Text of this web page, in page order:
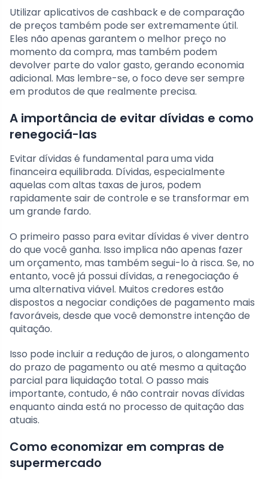
Utilizar aplicativos de cashback e de comparação
de preços também pode ser extremamente útil.
Eles não apenas garantem o melhor preço no
momento da compra, mas também podem
devolver parte do valor gasto, gerando economia
adicional. Mas lembre-se, o foco deve ser sempre
em produtos de que realmente precisa.
A importância de evitar dívidas e como
renegociá-las
Evitar dívidas é fundamental para uma vida
financeira equilibrada. Dívidas, especialmente
aquelas com altas taxas de juros, podem
rapidamente sair de controle e se transformar em
um grande fardo.
O primeiro passo para evitar dívidas é viver dentro
do que você ganha. Isso implica não apenas fazer
um orçamento, mas também segui-lo à risca. Se, no
entanto, você já possui dívidas, a renegociação é
uma alternativa viável. Muitos credores estão
dispostos a negociar condições de pagamento mais
favoráveis, desde que você demonstre intenção de
quitação.
Isso pode incluir a redução de juros, o alongamento
do prazo de pagamento ou até mesmo a quitação
parcial para liquidação total. O passo mais
importante, contudo, é não contrair novas dívidas
enquanto ainda está no processo de quitação das
atuais.
Como economizar em compras de
supermercado